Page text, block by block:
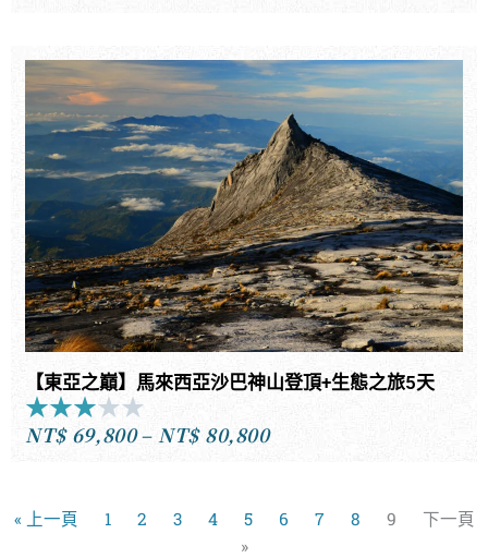
of
5
【東亞之巔】馬來西亞沙巴神山登頂+生態之旅5天
★★★★★
3
5
NT$ 69,800– NT$ 80,800
範
« 上一頁 1 2 3 4 5 6 7 8 9
下一頁
»